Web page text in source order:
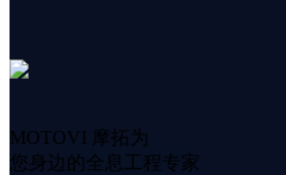
MOTOVI 摩拓为
您身边的全息工程专家